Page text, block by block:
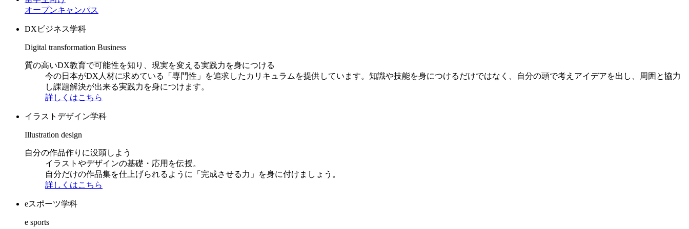
オープンキャンパス
DXビジネス学科
Digital transformation Business
質の高いDX教育で可能性を知り、現実を変える実践力を身につける
今の日本がDX人材に求めている「専門性」を追求したカリキュラムを提供しています。知識や技能を身につけるだけではなく、自分の頭で考えアイデアを出し、周囲と協力
し課題解決が出来る実践力を身につけます。
詳しくはこちら
イラストデザイン学科
Illustration design
自分の作品作りに没頭しよう
イラストやデザインの基礎・応用を伝授。
自分だけの作品集を仕上げられるように「完成させる力」を身に付けましょう。
詳しくはこちら
eスポーツ学科
e sports